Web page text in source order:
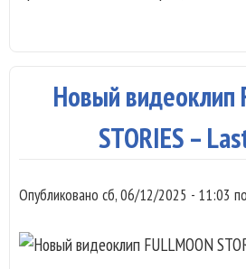
Новый видеоклип
STORIES –
Опубликовано сб, 06/12/2025 - 11:03